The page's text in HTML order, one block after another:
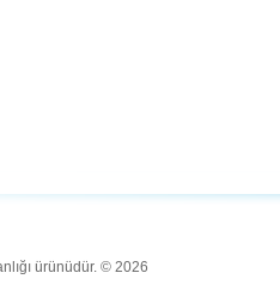
ürünüdür. © 2026